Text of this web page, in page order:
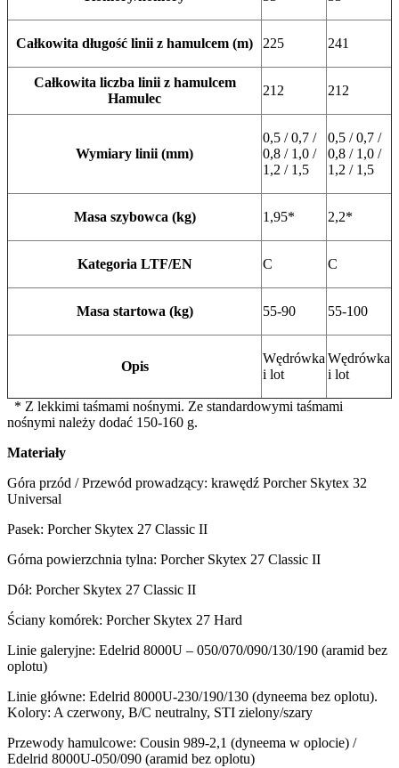
Całkowita długość linii z hamulcem (m) 225 241
Całkowita liczba linii z hamulcem
Hamulec
212 212
Wymiary linii (mm)
0,5 / 0,7 /
0,8 / 1,0 /
1,2 / 1,5
0,5 / 0,7 /
0,8 / 1,0 /
1,2 / 1,5
Masa szybowca (kg) 1,95* 2,2*
Kategoria LTF/EN C C
Masa startowa (kg) 55-90 55-100
Opis
Wędrówka
i lot
Wędrówka
i lot
* Z lekkimi taśmami nośnymi. Ze standardowymi taśmami
nośnymi należy dodać 150-160 g.
Materiały
Góra przód / Przewód prowadzący: krawędź Porcher Skytex 32
Universal
Pasek: Porcher Skytex 27 Classic II
Górna powierzchnia tylna: Porcher Skytex 27 Classic II
Dół: Porcher Skytex 27 Classic II
Ściany komórek: Porcher Skytex 27 Hard
Linie galeryjne: Edelrid 8000U – 050/070/090/130/190 (aramid bez
oplotu)
Linie główne: Edelrid 8000U-230/190/130 (dyneema bez oplotu).
Kolory: A czerwony, B/C neutralny, STI zielony/szary
Przewody hamulcowe: Cousin 989-2,1 (dyneema w oplocie) /
Edelrid 8000U-050/090 (aramid bez oplotu)